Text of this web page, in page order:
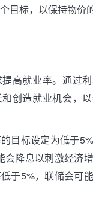
目标，以保持物价
高就业率。 通过
创造就业机会，
目标设定为低于
会降息以刺激经济
于5%，联储会可